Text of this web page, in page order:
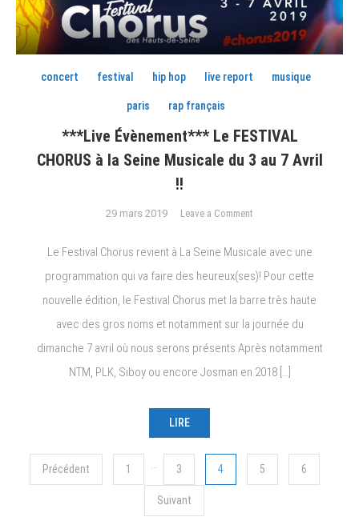
concert festival hip hop live report musique
paris rap français
***Live Évènement*** Le FESTIVAL
CHORUS à la Seine Musicale du 3 au 7 Avril
!!
29 mars 2019 Leave a Comment
Évènement***
FESTIVAL
CHORUS
à
Musicale
Avril
!!
Le Festival Chorus revient à La Seine Musicale avec une
programmation qui va faire des heureux(ses)! Pour cette
nouvelle édition, le Festival Chorus met la barre très haute
avec des gros noms et notamment sur la journée du
dimanche 7 avril où nous serons présents Après notamment
NTM, PLK, Siboy ou encore Josman en 2018 […]
LIRE
Navigation
Précédent 1 … 3 4 5 6
Suivant